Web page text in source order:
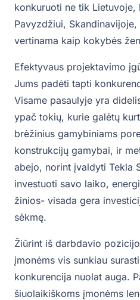
konkuruoti ne tik Lietuvoje,
Pavyzdžiui,
vertinama kaip kokybės
Efektyvaus projektavimo
Jums padėti tapti
Visame pasaulyje yra
ypač tokių, kurie galėtų
brėžinius gamybiniams
konstrukcijų gamybai, ir
abejo, norint įvaldyti Tekla
investuoti savo laiko,
žinios- visada gera
sėkmę.
Žiūrint iš darbdavio
įmonėms vis sunkiau
konkurencija nuolat auga.
šiuolaikiškoms įmonėms